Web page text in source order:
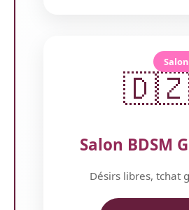
Salon BDSM
Désirs libres, tchat